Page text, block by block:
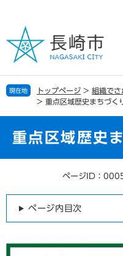
の
で
す
ー
ば
し
現在地 トップページ > 組織でさ
> 重点区域歴史まちづく
重点区域歴史
ページID：
ページ内目次